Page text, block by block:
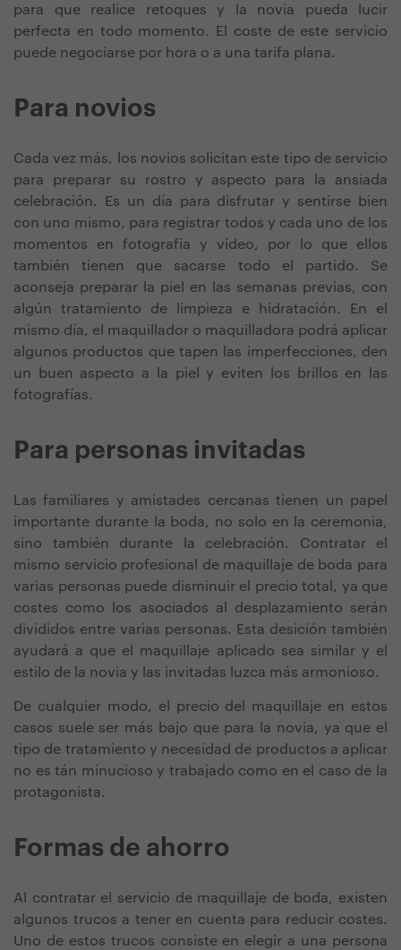
para que realice retoques y la novia pueda lucir
perfecta en todo momento. El coste de este servicio
puede negociarse por hora o a una tarifa plana.
Para novios
Cada vez más, los novios solicitan este tipo de servicio
para preparar su rostro y aspecto para la ansiada
celebración. Es un día para disfrutar y sentirse bien
con uno mismo, para registrar todos y cada uno de los
momentos en fotografía y vídeo, por lo que ellos
también tienen que sacarse todo el partido. Se
aconseja preparar la piel en las semanas previas, con
algún tratamiento de limpieza e hidratación. En el
mismo día, el maquillador o maquilladora podrá aplicar
algunos productos que tapen las imperfecciones, den
un buen aspecto a la piel y eviten los brillos en las
fotografías.
Para personas invitadas
Las familiares y amistades cercanas tienen un papel
importante durante la boda, no solo en la ceremonia,
sino también durante la celebración. Contratar el
mismo servicio profesional de maquillaje de boda para
varias personas puede disminuir el precio total, ya que
costes como los asociados al desplazamiento serán
divididos entre varias personas. Esta desición también
ayudará a que el maquillaje aplicado sea similar y el
estilo de la novia y las invitadas luzca más armonioso.
De cualquier modo, el precio del maquillaje en estos
casos suele ser más bajo que para la novia, ya que el
tipo de tratamiento y necesidad de productos a aplicar
no es tán minucioso y trabajado como en el caso de la
protagonista.
Formas de ahorro
Al contratar el servicio de maquillaje de boda, existen
algunos trucos a tener en cuenta para reducir costes.
Uno de estos trucos consiste en elegir a una persona